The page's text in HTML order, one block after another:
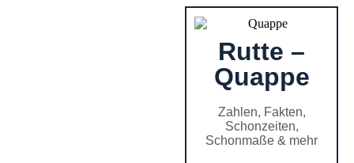
Rutte –
Quappe
Zahlen, Fakten,
Schonzeiten,
Schonmaße & mehr